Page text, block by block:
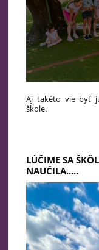
Aj takéto vie byť
škole.
LÚČIME SA
NAUČILA.....